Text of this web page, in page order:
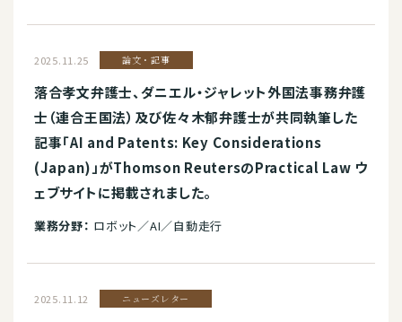
2025.11.25 論文・記事
落合孝文弁護士、ダニエル・ジャレット外国法事務弁護
士（連合王国法）及び佐々木郁弁護士が共同執筆した
記事「AI and Patents: Key Considerations
(Japan)」がThomson ReutersのPractical Law ウ
ェブサイトに掲載されました。
業務分野： ロボット／AI／自動走行
2025.11.12 ニューズレター